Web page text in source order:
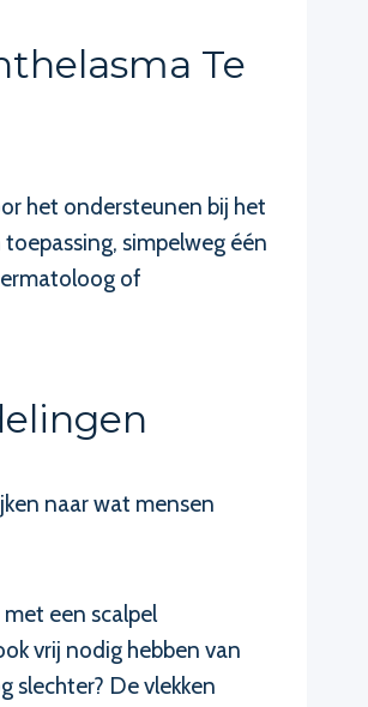
Te
het ondersteunen bij het
simpelweg één
of
naar wat mensen
een scalpel
vrij nodig hebben van
slechter? De vlekken